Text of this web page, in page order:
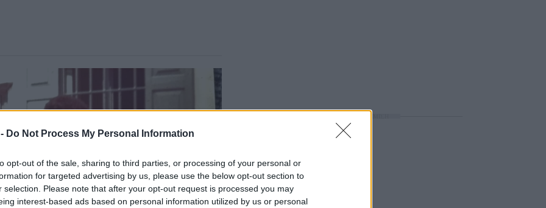
Do Not Process My Personal Information
opt-out of the sale, sharing to third parties, or processing of your personal or
for targeted advertising by us, please use the below opt-out section to
selection. Please note that after your opt-out request is processed you may
interest-based ads based on personal information utilized by us or personal